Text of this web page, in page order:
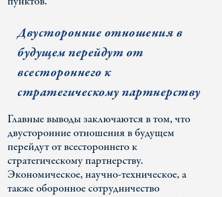
Двусторонние отношения в
будущем перейдут от
всестороннего к
стратегическому партнерству
Главные выводы заключаются в том, что
двусторонние отношения в будущем
перейдут от всестороннего к
стратегическому партнерству.
Экономическое, научно-техническое, а
также оборонное сотрудничество